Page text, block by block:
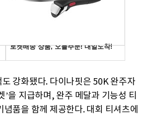
강화됐다. 다이나핏은 50K 완주자
’을 지급하며, 완주 메달과 기능성 티
념품을 함께 제공한다. 대회 티셔츠에